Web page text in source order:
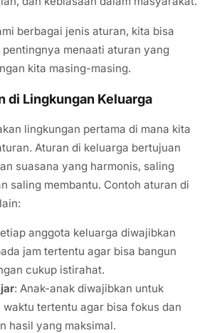
berbagai jenis aturan, kita bisa
menaati aturan yang
kita masing-masing.
di Lingkungan Keluarga
lingkungan pertama di mana kita
Aturan di keluarga bertujuan
suasana yang harmonis, saling
saling membantu. Contoh aturan di
anggota keluarga diwajibkan
jam tertentu agar bisa bangun
cukup istirahat.
: Anak-anak diwajibkan untuk
waktu tertentu agar bisa fokus dan
hasil yang maksimal.